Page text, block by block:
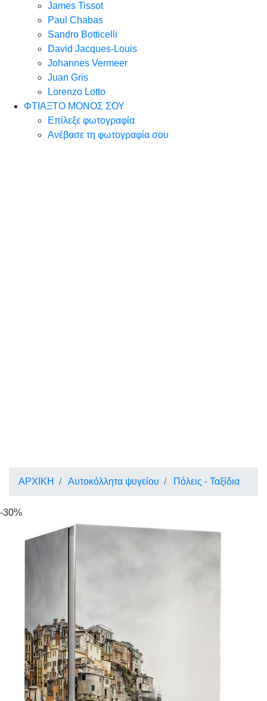
James Tissot
Paul Chabas
Sandro Botticelli
David Jacques-Louis
Johannes Vermeer
Juan Gris
Lorenzo Lotto
ΦΤΙΑΞΤΟ ΜΟΝΟΣ ΣΟΥ
Επίλεξε φωτογραφία
Ανέβασε τη φωτογραφία σου
ΑΡΧΙΚΗ Αυτοκόλλητα ψυγείου Πόλεις - Ταξίδια
-30%